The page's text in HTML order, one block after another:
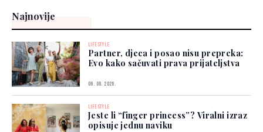
Najnovije
LIFESTYLE
Partner, djeca i posao nisu prepreka:
Evo kako sačuvati prava prijateljstva
06. 08. 2026.
LIFESTYLE
Jeste li “finger princess”? Viralni izraz
opisuje jednu naviku